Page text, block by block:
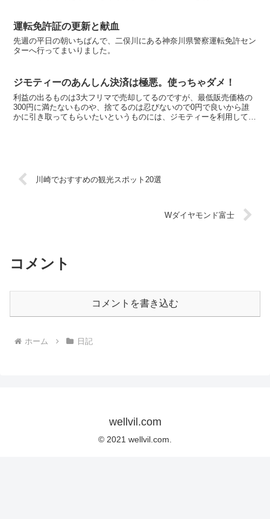
運転免許証の更新と献血
先週の平日の朝いちばんで、二俣川にある神奈川県警察運転免許セン
ターへ行ってまいりました。
ジモティーのあんしん決済は極悪。使っちゃダメ！
利益の出るものは3大フリマで売却してるのですが、最低販売価格の
300円に満たないものや、捨てるのは忍びないので0円で良いから誰
かに引き取ってもらいたいというものには、ジモティーを利用してま
川崎でおすすめの観光スポット20選
Wダイヤモンド富士
コメント
コメントを書き込む
ホーム 日記
wellvil.com
© 2021 wellvil.com.